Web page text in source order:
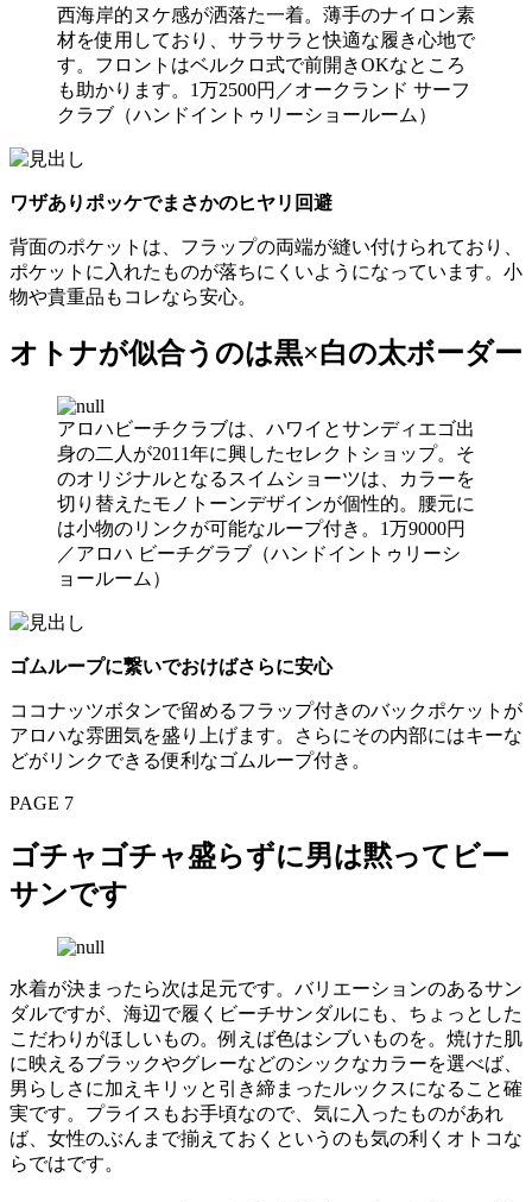
西海岸的ヌケ感が洒落た一着。薄手のナイロン素
材を使用しており、サラサラと快適な履き心地で
す。フロントはベルクロ式で前開きOKなところ
も助かります。1万2500円／オークランド サーフ
クラブ（ハンドイントゥリーショールーム）
ワザありポッケでまさかのヒヤリ回避
背面のポケットは、フラップの両端が縫い付けられており、
ポケットに入れたものが落ちにくいようになっています。小
物や貴重品もコレなら安心。
オトナが似合うのは黒×白の太ボーダー
アロハビーチクラブは、ハワイとサンディエゴ出
身の二人が2011年に興したセレクトショップ。そ
のオリジナルとなるスイムショーツは、カラーを
切り替えたモノトーンデザインが個性的。腰元に
は小物のリンクが可能なループ付き。1万9000円
／アロハ ビーチグラブ（ハンドイントゥリーシ
ョールーム）
ゴムループに繋いでおけばさらに安心
ココナッツボタンで留めるフラップ付きのバックポケットが
アロハな雰囲気を盛り上げます。さらにその内部にはキーな
どがリンクできる便利なゴムループ付き。
PAGE 7
ゴチャゴチャ盛らずに男は黙ってビー
サンです
水着が決まったら次は足元です。バリエーションのあるサン
ダルですが、海辺で履くビーチサンダルにも、ちょっとした
こだわりがほしいもの。例えば色はシブいものを。焼けた肌
に映えるブラックやグレーなどのシックなカラーを選べば、
男らしさに加えキリッと引き締まったルックスになること確
実です。プライスもお手頃なので、気に入ったものがあれ
ば、女性のぶんまで揃えておくというのも気の利くオトコな
らではです。